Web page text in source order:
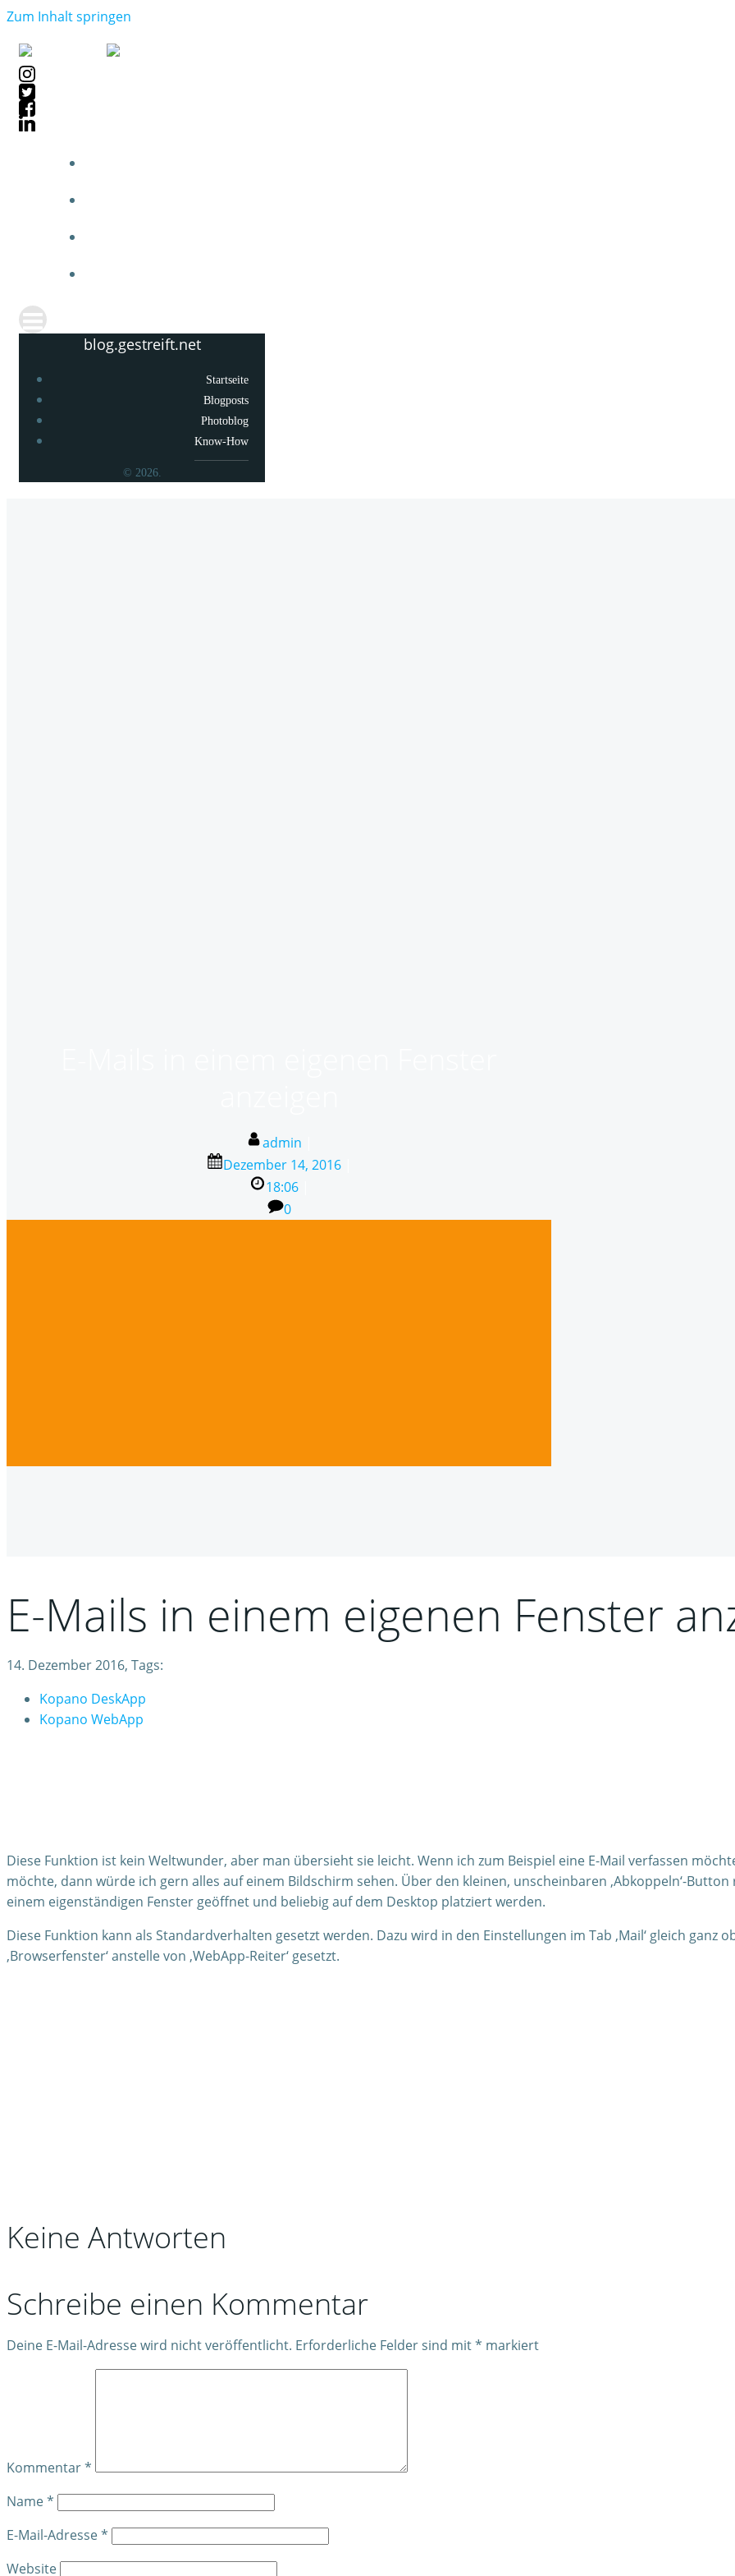
Zum Inhalt springen
blog.gestreift.net
Startseite
Blogposts
Photoblog
Know-How
© 2026.
admin
Dezember 14, 2016
18:06
0
E-Mails in einem eigenen Fenster
14. Dezember 2016, Tags:
Kopano DeskApp
Kopano WebApp
Diese Funktion ist kein Weltwunder, aber man übersieht sie leicht. Wenn ich zum Beispiel eine E-Mail verfassen
möchte, dann würde ich gern alles auf einem Bildschirm sehen. Über den kleinen, unscheinbaren ‚Abkoppeln‘-
einem eigenständigen Fenster geöffnet und beliebig auf dem Desktop platziert werden.
Diese Funktion kann als Standardverhalten gesetzt werden. Dazu wird in den Einstellungen im Tab ‚Mail‘ gleich ganz
‚Browserfenster‘ anstelle von ‚WebApp-Reiter‘ gesetzt.
Keine Antworten
Schreibe einen Kommentar
Deine E-Mail-Adresse wird nicht veröffentlicht. Erforderliche Felder sind mit* markiert
Kommentar*
Name*
E-Mail-Adresse*
Website